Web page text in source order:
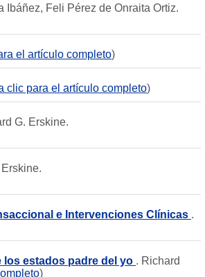
Ibáñez, Feli Pérez de Onraita Ortiz.
el artículo completo)
clic para el artículo completo)
G. Erskine.
e Intervenciones Clínicas .
estados padre del yo . Richard
)